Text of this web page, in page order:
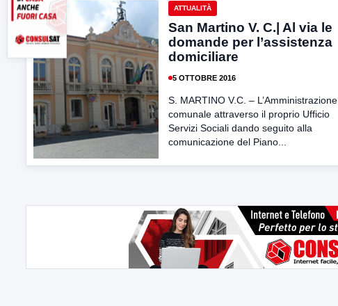
ATTUALITÀ
San Martino V. C.| Al via le
domande per l’assistenza
domiciliare
5 OTTOBRE 2016
S. MARTINO V.C. – L’Amministrazione
comunale attraverso il proprio Ufficio
Servizi Sociali dando seguito alla
comunicazione del Piano...